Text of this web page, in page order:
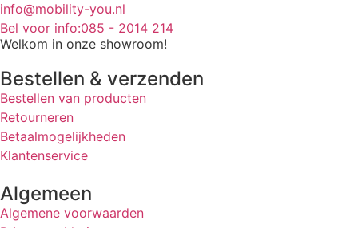
info@mobility-you.nl
Bel voor info:085 - 2014 214
Welkom in onze showroom!
Bestellen & verzenden
Bestellen van producten
Retourneren
Betaalmogelijkheden
Klantenservice
Algemeen
Algemene voorwaarden